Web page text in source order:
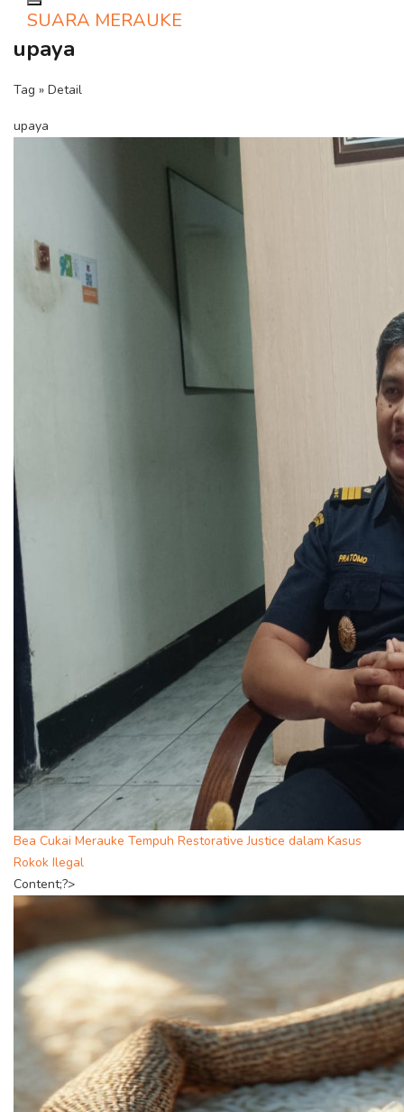
Toggle navigation
SUARA MERAUKE
upaya
Tag » Detail
upaya
Bea Cukai Merauke Tempuh Restorative Justice dalam Kasus
Rokok Ilegal
Content;?>